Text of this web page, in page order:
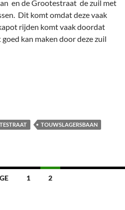
en de Grootestraat de zuil met
Dit komt omdat deze vaak
rijden komt vaak doordat
kan maken door deze zuil
TOUWSLAGERSBAAN
1 2